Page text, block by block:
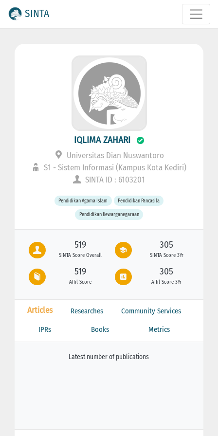
SINTA
IQLIMA ZAHARI
Universitas Dian Nuswantoro
S1 - Sistem Informasi (Kampus Kota Kediri)
SINTA ID : 6103201
Pendidikan Agama Islam Pendidikan Pancasila
Pendidikan Kewarganegaraan
519
SINTA Score Overall
305
SINTA Score 3Yr
519
Affil Score
305
Affil Score 3Yr
Articles Researches Community Services
IPRs Books Metrics
Latest number of publications